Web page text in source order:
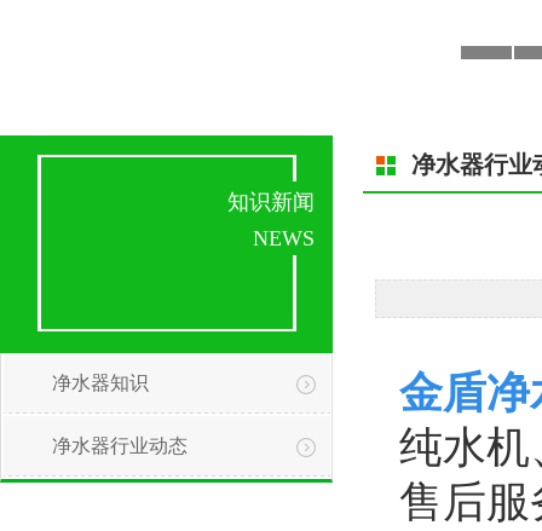
知识新闻
NEWS
净水器知识
净水器行业动态
净水器行业
金盾净
纯水机
售后